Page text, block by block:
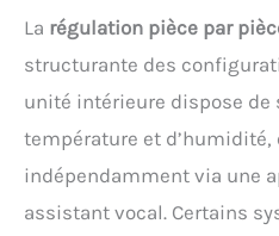
La régulation pièce par
structurante des
unité intérieure dispose de
température et
indépendamment via une
assistant vocal. Certains